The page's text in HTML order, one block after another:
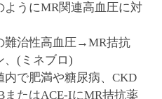
うにMR関連高血圧に対
難治性高血圧→MR拮抗
、(ミネブロ)
内で肥満や糖尿病、CKD
たはACE-IにMR拮抗薬